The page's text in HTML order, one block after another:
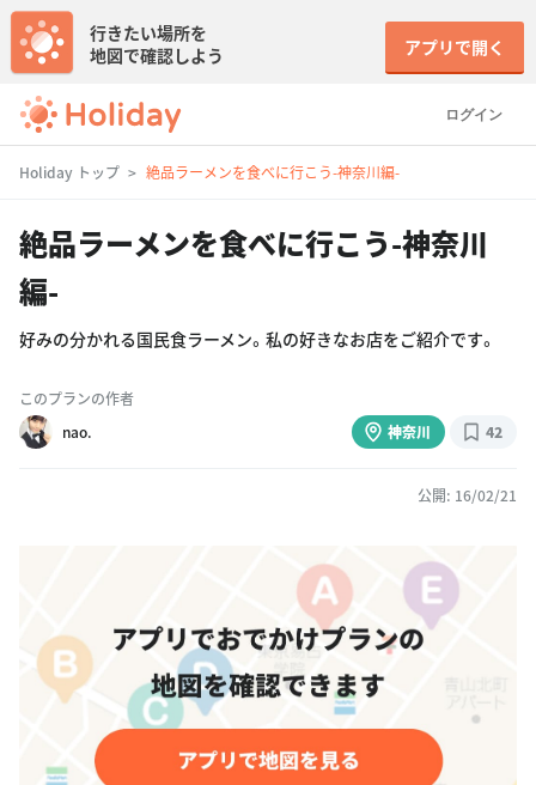
ログイン
行きたい場所を
地図で確認しよう
アプリで開く
Holiday トップ 絶品ラーメンを食べに行こう-神奈川編-
絶品ラーメンを食べに行こう-神奈川
編-
好みの分かれる国民食ラーメン。私の好きなお店をご紹介です。
このプランの作者
nao.
神奈川 42
公開: 16/02/21